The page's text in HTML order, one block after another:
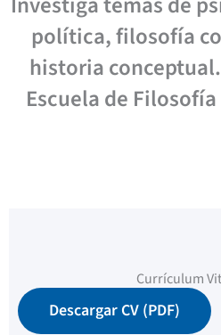
política, filosofía
historia
Escuela de
Currículum
Descargar CV (PDF)